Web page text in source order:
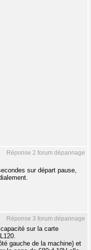
Réponse 2 forum dépannage
sur départ pause,
Réponse 3 forum dépannage
sur la carte
gauche de la machine) et